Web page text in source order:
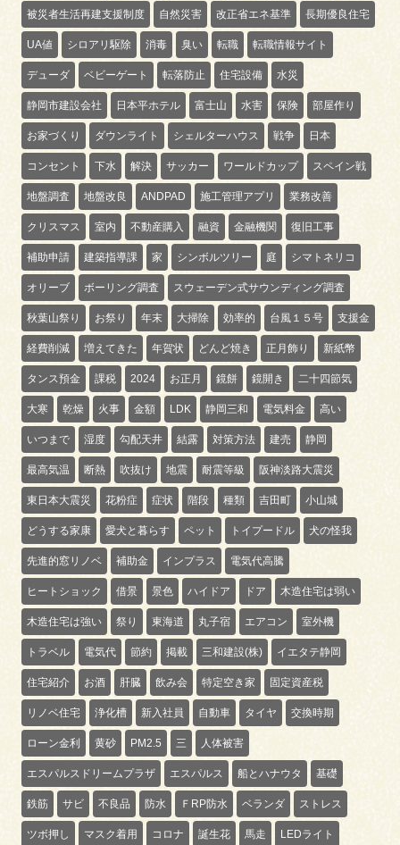
被災者生活再建支援制度 自然災害 改正省エネ基準 長期優良住宅
UA値 シロアリ駆除 消毒 臭い 転職 転職情報サイト
デューダ ベビーゲート 転落防止 住宅設備 水災
静岡市建設会社 日本平ホテル 富士山 水害 保険 部屋作り
お家づくり ダウンライト シェルターハウス 戦争 日本
コンセント 下水 解決 サッカー ワールドカップ スペイン戦
地盤調査 地盤改良 ANDPAD 施工管理アプリ 業務改善
クリスマス 室内 不動産購入 融資 金融機関 復旧工事
補助申請 建築指導課 家 シンボルツリー 庭 シマトネリコ
オリーブ ボーリング調査 スウェーデン式サウンディング調査
秋葉山祭り お祭り 年末 大掃除 効率的 台風１５号 支援金
経費削減 増えてきた 年賀状 どんど焼き 正月飾り 新紙幣
タンス預金 課税 2024 お正月 鏡餅 鏡開き 二十四節気
大寒 乾燥 火事 金額 LDK 静岡三和 電気料金 高い
いつまで 湿度 勾配天井 結露 対策方法 建売 静岡
最高気温 断熱 吹抜け 地震 耐震等級 阪神淡路大震災
東日本大震災 花粉症 症状 階段 種類 吉田町 小山城
どうする家康 愛犬と暮らす ペット トイプードル 犬の怪我
先進的窓リノベ 補助金 インプラス 電気代高騰
ヒートショック 借景 景色 ハイドア ドア 木造住宅は弱い
木造住宅は強い 祭り 東海道 丸子宿 エアコン 室外機
トラベル 電気代 節約 掲載 三和建設(株) イエタテ静岡
住宅紹介 お酒 肝臓 飲み会 特定空き家 固定資産税
リノベ住宅 浄化槽 新入社員 自動車 タイヤ 交換時期
ローン金利 黄砂 PM2.5 三 人体被害
エスパルスドリームプラザ エスパルス 船とハナウタ 基礎
鉄筋 サビ 不良品 防水 ＦRP防水 ベランダ ストレス
ツボ押し マスク着用 コロナ 誕生花 馬走 LEDライト